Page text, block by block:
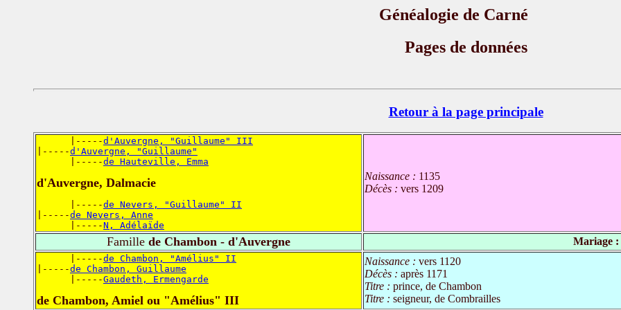
Généalogie de Carné
Pages de données
Retour à la page principale
      |-----
d'Auvergne, "Guillaume" III
|-----d'Auvergne, "Guillaume"
      |-----
de Hauteville, Emma
d'Auvergne, Dalmacie
      |-----
de Nevers, "Guillaume" II
|-----de Nevers, Anne
      |-----
N, Adélaïde
Naissance : 1135
Décès : vers 1209
Famille de Chambon - d'Auvergne Mariage :
      |-----
de Chambon, "Amélius" II
|-----de Chambon, Guillaume
      |-----
Gaudeth, Ermengarde
de Chambon, Amiel ou "Amélius" III
Naissance : vers 1120
Décès : après 1171
Titre : prince, de Chambon
Titre : seigneur, de Combrailles